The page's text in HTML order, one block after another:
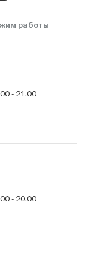
работы
- 21.00
- 20.00